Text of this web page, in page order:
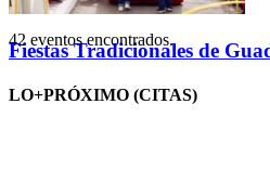
Fiestas Tradicionales de
LO+PRÓXIMO (CITAS)
42 eventos encontrados.